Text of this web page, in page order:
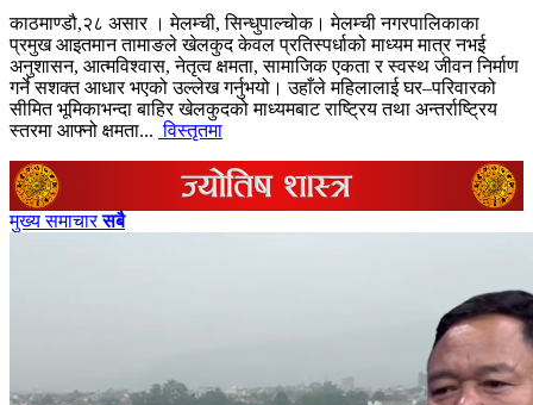
काठमाण्डौ,२८ असार । मेलम्ची, सिन्धुपाल्चोक। मेलम्ची नगरपालिकाका
प्रमुख आइतमान तामाङले खेलकुद केवल प्रतिस्पर्धाको माध्यम मात्र नभई
अनुशासन, आत्मविश्वास, नेतृत्व क्षमता, सामाजिक एकता र स्वस्थ जीवन निर्माण
गर्ने सशक्त आधार भएको उल्लेख गर्नुभयो। उहाँले महिलालाई घर–परिवारको
सीमित भूमिकाभन्दा बाहिर खेलकुदको माध्यमबाट राष्ट्रिय तथा अन्तर्राष्ट्रिय
स्तरमा आफ्नो क्षमता... विस्तृतमा
मुख्य समाचार सबै